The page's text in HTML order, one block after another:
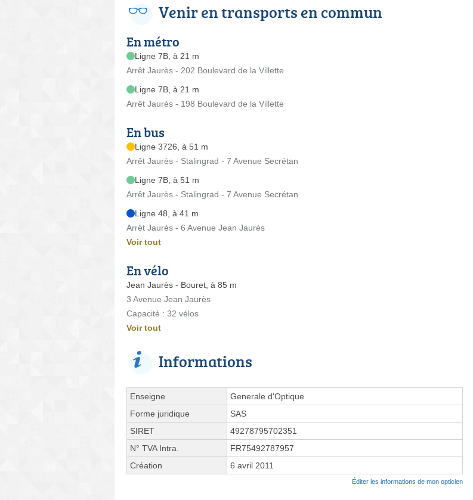
Venir en transports en commun
En métro
Ligne 7B, à 21 m
Arrêt Jaurès - 202 Boulevard de la Villette
Ligne 7B, à 21 m
Arrêt Jaurès - 198 Boulevard de la Villette
En bus
Ligne 3726, à 51 m
Arrêt Jaurès - Stalingrad - 7 Avenue Secrétan
Ligne 7B, à 51 m
Arrêt Jaurès - Stalingrad - 7 Avenue Secrétan
Ligne 48, à 41 m
Arrêt Jaurès - 6 Avenue Jean Jaurès
Voir tout
En vélo
Jean Jaurès - Bouret, à 85 m
3 Avenue Jean Jaurès
Capacité : 32 vélos
Voir tout
Informations
Enseigne
Generale d'Optique
Forme juridique
SAS
SIRET
49278795702351
N° TVA Intra.
FR75492787957
Création
6 avril 2011
Éditer les informations de mon opticien